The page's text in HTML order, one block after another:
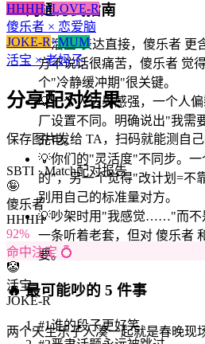
💬沟通方式指南
💡活宝 表达直接，傻乐者 更
方不说话很痛苦，傻乐者 觉
个"冷静缓冲期"很关键。
💡一个人边界感强，一个人
厂设置不同。明确说出"我需
充电。
💡你们的"灵活度"不同步。
的"，另一个觉得"改计划=不
别用自己的标准量对方。
💡吵架时用"我感觉……"而
一条听着老套，但对 傻乐者
要。
🔥最可能吵的 5 件事
#1谁的段子更好笑
HHHH×LOVE-R
傻乐者 × 恋爱脑
JOKE-R×MUM
活宝 × 老妈子
分享配对结果
保存图片发给 TA，扫码就能测自
SBTI · Match配对报告
🤪
傻乐者
HHHH
92%
命中注定 💍
🤡
活宝
JOKE-R
两个天生乐子人凑一起就是春晚现